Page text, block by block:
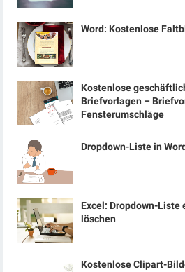
Word: Kostenlose
Kostenlose
Briefvorlagen –
Fensterumschläge
Dropdown-Liste in
Excel: Dropdown-
löschen
Kostenlose Clipart-